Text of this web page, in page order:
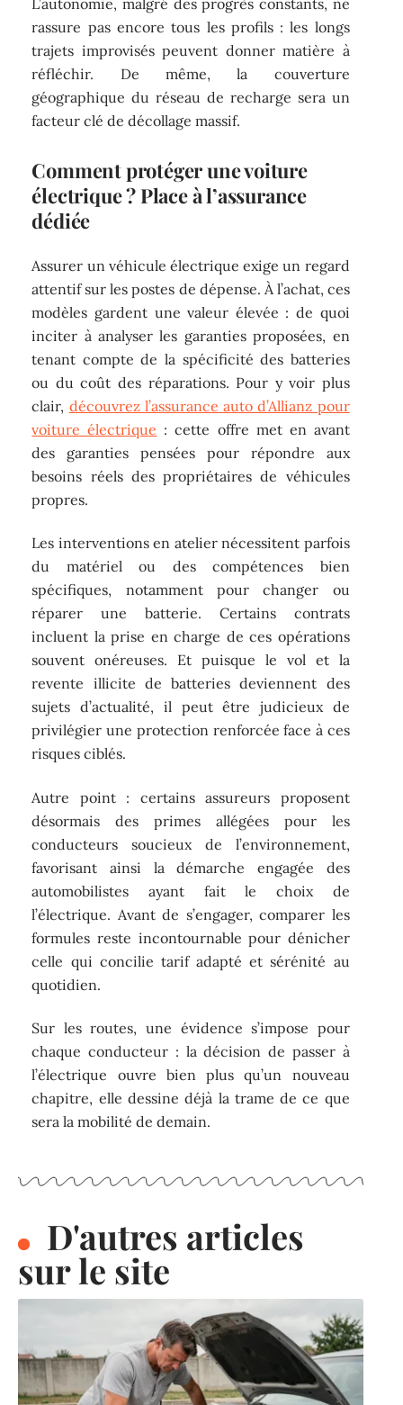
L’autonomie, malgré des progrès constants, ne
rassure pas encore tous les profils : les longs
trajets improvisés peuvent donner matière à
réfléchir. De même, la couverture
géographique du réseau de recharge sera un
facteur clé de décollage massif.
Comment protéger une voiture
électrique ? Place à l’assurance
dédiée
Assurer un véhicule électrique exige un regard
attentif sur les postes de dépense. À l’achat, ces
modèles gardent une valeur élevée : de quoi
inciter à analyser les garanties proposées, en
tenant compte de la spécificité des batteries
ou du coût des réparations. Pour y voir plus
clair, découvrez l’assurance auto d’Allianz pour
voiture électrique : cette offre met en avant
des garanties pensées pour répondre aux
besoins réels des propriétaires de véhicules
propres.
Les interventions en atelier nécessitent parfois
du matériel ou des compétences bien
spécifiques, notamment pour changer ou
réparer une batterie. Certains contrats
incluent la prise en charge de ces opérations
souvent onéreuses. Et puisque le vol et la
revente illicite de batteries deviennent des
sujets d’actualité, il peut être judicieux de
privilégier une protection renforcée face à ces
risques ciblés.
Autre point : certains assureurs proposent
désormais des primes allégées pour les
conducteurs soucieux de l’environnement,
favorisant ainsi la démarche engagée des
automobilistes ayant fait le choix de
l’électrique. Avant de s’engager, comparer les
formules reste incontournable pour dénicher
celle qui concilie tarif adapté et sérénité au
quotidien.
Sur les routes, une évidence s’impose pour
chaque conducteur : la décision de passer à
l’électrique ouvre bien plus qu’un nouveau
chapitre, elle dessine déjà la trame de ce que
sera la mobilité de demain.
D'autres articles
sur le site